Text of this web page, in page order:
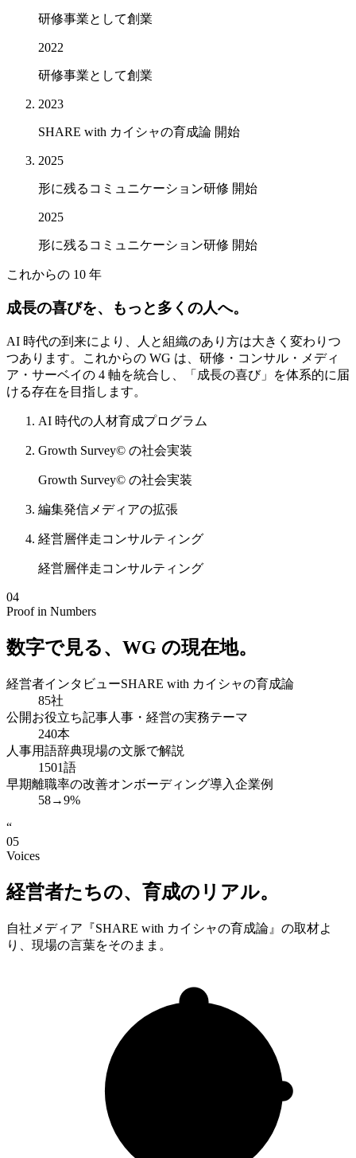
研修事業として創業
2022
研修事業として創業
2023
SHARE with カイシャの育成論 開始
2025
形に残るコミュニケーション研修 開始
2025
形に残るコミュニケーション研修 開始
これからの 10 年
成長の喜びを、もっと多くの人へ。
AI 時代の到来により、人と組織のあり方は大きく変わりつ
つあります。これからの WG は、研修・コンサル・メディ
ア・サーベイの 4 軸を統合し、「成長の喜び」を体系的に届
ける存在を目指します。
AI 時代の人材育成プログラム
Growth Survey© の社会実装
Growth Survey© の社会実装
編集発信メディアの拡張
経営層伴走コンサルティング
経営層伴走コンサルティング
04
Proof in Numbers
数字で見る、WG の現在地。
経営者インタビューSHARE with カイシャの育成論
85社
公開お役立ち記事人事・経営の実務テーマ
240本
人事用語辞典現場の文脈で解説
1501語
早期離職率の改善オンボーディング導入企業例
58→9%
“
05
Voices
経営者たちの、育成のリアル。
自社メディア『SHARE with カイシャの育成論』の取材よ
り、現場の言葉をそのまま。